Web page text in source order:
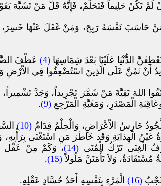
لَمْ تَكُنْ حَلِيماً فَتَحَلَّمْ، فَإِنَّهُ قَلَّ مَنْ تَشَبَّهَ
مَنْ حَاسَبَ نَفْسَهُ رَبِحَ، وَمَنْ غَفَلَ عَنْهَا
الدُّنْيَا عَلَيْنَا بَعْدَ شِمَاسِهَا (4) عَطْفَ
أَنْ نَمُنَّ عَلَى الَّذِينَ اسْتُضْعِفُوا فِي الاَْرْضِ
اللهَ تَقِيَّةَ مَنْ شَمَّرَ تَجْرِيداً، وَجَدَّ
الْمَصْدَرِ، وَمَغَبَّةِ الْمَرْجِعِ (9)
.
حَارِسُ الاَْعْرَاضِ، وَالْحِلْمُ فِدَامُ (10)
عَيْنُ الْهِدَايَةِ وَقَد خَاطَرَ مَنِ اسْتَغْنَى بِرَأْيِهِ،
الْغِنَى تَرْكُ الْمُنَى (14)
، وَكَمْ مِنْ عَقْل
مُسْتَفَادَةٌ، وَلاَ تَأْمَنَنَّ مَلُولاً (15)
.
(16)
الْمَرْءِ بِنَفْسِهِ أَحَدُ حُسَّادِ عَقْلِهِ.